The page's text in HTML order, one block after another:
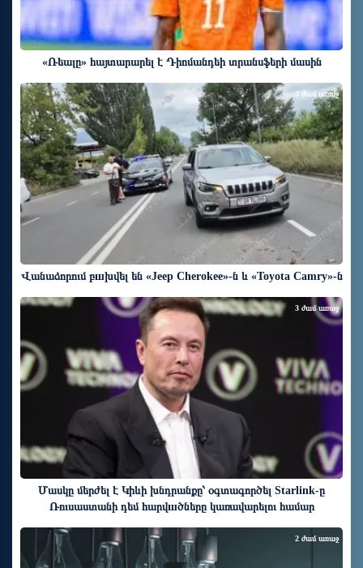
«Ռեալը» հայտարարել է Դիոմանդեի տրանսֆերի մասին
Վանաձորում բшխվել են «Jeep Cherokee»-ն և «Toyota Camry»-ն
3 ժամ առաջ
Մասկը մերժել է Կիևի խնդրանքը՝ օգտագործել Starlink-ը
Ռուսաստանի դեմ հարվшծները կառավարելու համար
3 ժամ առաջ
2 ժամ առաջ